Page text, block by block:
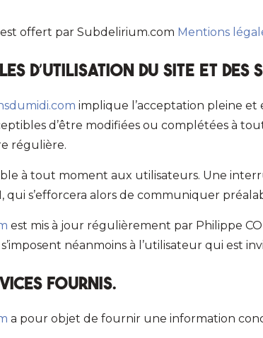
offert par Subdelirium.com Mentions
d’utilisation du site et des
implique l’acceptation pleine et
d’être modifiées ou complétées à
régulière.
à tout moment aux utilisateurs. Une
qui s’efforcera alors de communiquer
est mis à jour régulièrement par Philippe
néanmoins à l’utilisateur qui est
fournis.
a pour objet de fournir une information